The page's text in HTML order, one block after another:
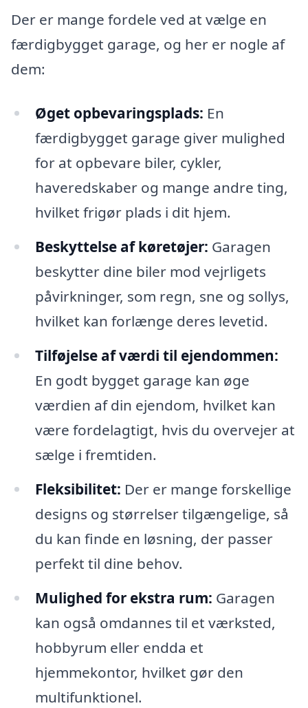
Der er mange fordele ved at vælge en
færdigbygget garage, og her er nogle af
dem:
Øget opbevaringsplads: En
færdigbygget garage giver mulighed
for at opbevare biler, cykler,
haveredskaber og mange andre ting,
hvilket frigør plads i dit hjem.
Beskyttelse af køretøjer: Garagen
beskytter dine biler mod vejrligets
påvirkninger, som regn, sne og sollys,
hvilket kan forlænge deres levetid.
Tilføjelse af værdi til ejendommen:
En godt bygget garage kan øge
værdien af din ejendom, hvilket kan
være fordelagtigt, hvis du overvejer at
sælge i fremtiden.
Fleksibilitet: Der er mange forskellige
designs og størrelser tilgængelige, så
du kan finde en løsning, der passer
perfekt til dine behov.
Mulighed for ekstra rum: Garagen
kan også omdannes til et værksted,
hobbyrum eller endda et
hjemmekontor, hvilket gør den
multifunktionel.